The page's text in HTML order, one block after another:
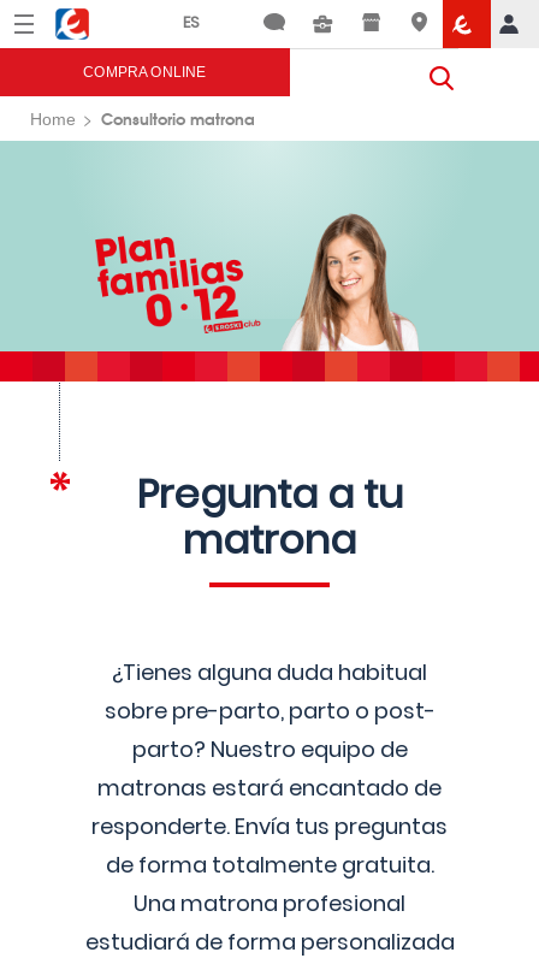
Menú Eroski
COMPRA ONLINE
Home Consultorio matrona
Pregunta a tu
matrona
¿Tienes alguna duda habitual
sobre pre-parto, parto o post-
parto? Nuestro equipo de
matronas estará encantado de
responderte. Envía tus preguntas
de forma totalmente gratuita.
Una matrona profesional
estudiará de forma personalizada